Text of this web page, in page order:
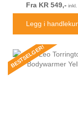
Fra KR 549,- inkl.
Legg i
BESTSELGER!